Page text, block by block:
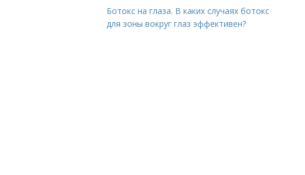
Ботокс на глаза. В каких случаях ботокс
для зоны вокруг глаз эффективен?